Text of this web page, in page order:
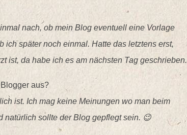
nach, ob mein Blog eventuell eine Vorlage
später noch einmal. Hatte das letztens erst,
ist, da habe ich es am nächsten Tag geschrieben.
aus?
ist. Ich mag keine Meinungen wo man beim
natürlich sollte der Blog gepflegt sein. 😉